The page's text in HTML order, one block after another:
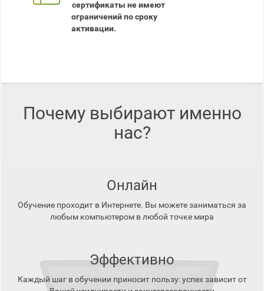
сертификаты не имеют
ограничений по сроку
активации.
Почему выбирают именно
нас?
Онлайн
Обучение проходит в Интернете. Вы можете заниматься за
любым компьютером в любой точке мира
Эффективно
Каждый шаг в обучении приносит пользу: успех зависит от